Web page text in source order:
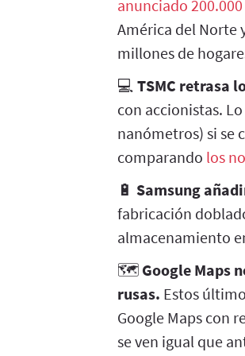
anunciado
América del Norte
millones de
💻 TSMC retrasa
con accionistas.
nanómetros) si se
comparando los
🔋 Samsung
fabricación
almacenamiento
🗺️ Google Maps
rusas. Estos
Google Maps con
se ven igual que